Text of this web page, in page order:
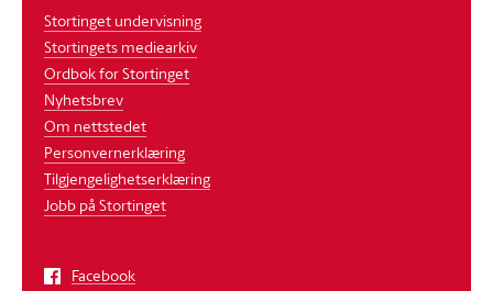
Stortinget undervisning
Stortingets mediearkiv
Ordbok for Stortinget
Nyhetsbrev
Om nettstedet
Personvernerklæring
Tilgjengelighetserklæring
Jobb på Stortinget
Facebook